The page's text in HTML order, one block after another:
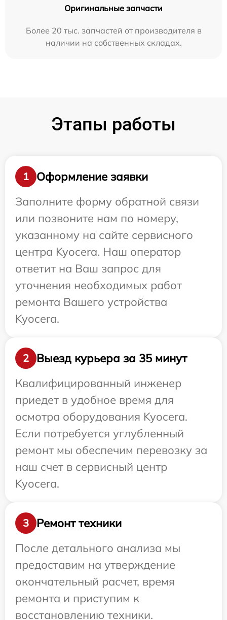
Оригинальные запчасти
Более 20 тыс. запчастей от производителя в
наличии на собственных складах.
Этапы работы
1
Оформление заявки
Заполните форму обратной связи
или позвоните нам по номеру,
указанному на сайте сервисного
центра Kyocera. Наш оператор
ответит на Ваш запрос для
уточнения необходимых работ
ремонта Вашего устройства
Kyocera.
2
Выезд курьера за 35 минут
Квалифицированный инженер
приедет в удобное время для
осмотра оборудования Kyocera.
Если потребуется углубленный
ремонт мы обеспечим перевозку за
наш счет в сервисный центр
Kyocera.
3
Ремонт техники
После детального анализа мы
предоставим на утверждение
окончательный расчет, время
ремонта и приступим к
восстановлению техники.